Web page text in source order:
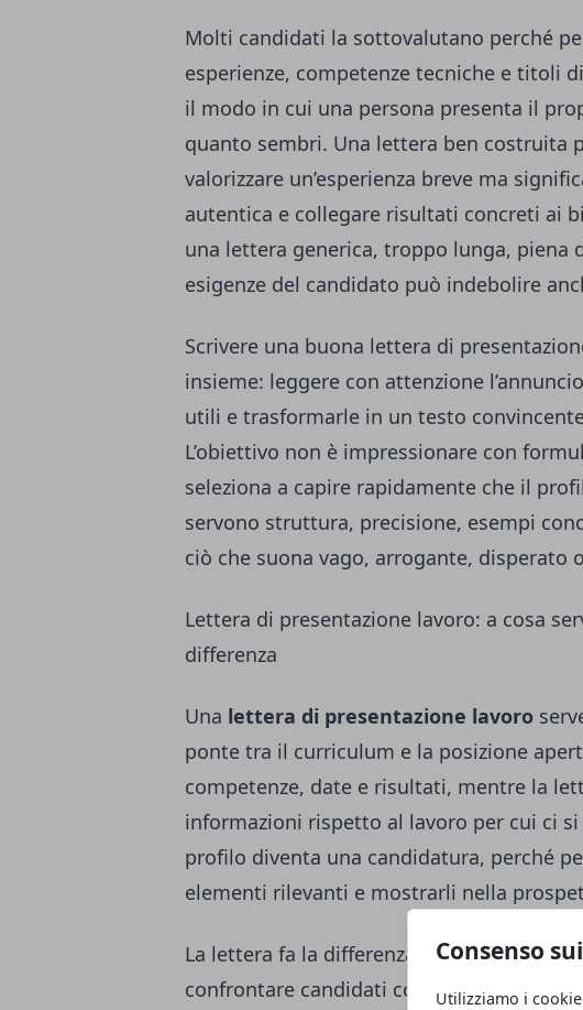
Consenso
Utilizziamo i
Molti candidati la sottovalutano perché
esperienze, competenze tecniche e titoli
il modo in cui una persona presenta il
quanto sembri. Una lettera ben costruita
valorizzare un’esperienza breve ma
autentica e collegare risultati concreti ai
una lettera generica, troppo lunga, piena
esigenze del candidato può indebolire
Scrivere una buona lettera di
insieme: leggere con attenzione
utili e trasformarle in un testo
L’obiettivo non è impressionare con
seleziona a capire rapidamente che il
servono struttura, precisione, esempi
ciò che suona vago, arrogante, disperato
Lettera di presentazione lavoro: a cosa
differenza
Una lettera di presentazione lavoro
ponte tra il curriculum e la posizione
competenze, date e risultati, mentre la
informazioni rispetto al lavoro per cui ci
profilo diventa una candidatura, perché
elementi rilevanti e mostrarli nella
La lettera fa la differenza soprattutto
confrontare candidati con competenze